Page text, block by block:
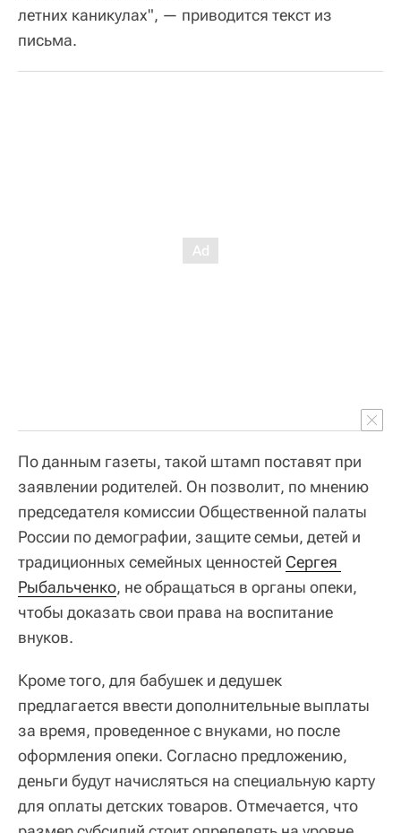
летних каникулах", — приводится текст из
письма.
По данным газеты, такой штамп поставят при
заявлении родителей. Он позволит, по мнению
председателя комиссии Общественной палаты
России по демографии, защите семьи, детей и
традиционных семейных ценностей Сергея
Рыбальченко, не обращаться в органы опеки,
чтобы доказать свои права на воспитание
внуков.
Кроме того, для бабушек и дедушек
предлагается ввести дополнительные выплаты
за время, проведенное с внуками, но после
оформления опеки. Согласно предложению,
деньги будут начисляться на специальную карту
для оплаты детских товаров. Отмечается, что